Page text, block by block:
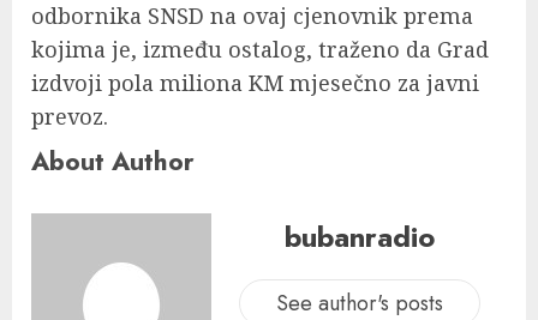
odbornika SNSD na ovaj cjenovnik prema
kojima je, između ostalog, traženo da Grad
izdvoji pola miliona KM mjesečno za javni
prevoz.
About Author
bubanradio
See author's posts